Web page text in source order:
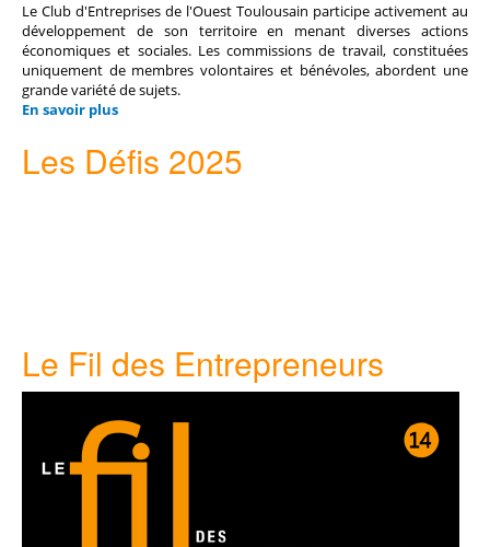
Le Club d'Entreprises de l'Ouest Toulousain participe activement au
développement de son territoire en menant diverses actions
économiques et sociales. Les commissions de travail, constituées
uniquement de membres volontaires et bénévoles, abordent une
grande variété de sujets.
En savoir plus
Les Défis 2025
Le Fil des Entrepreneurs